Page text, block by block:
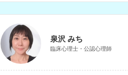
泉沢 みち
臨床心理士・公認心理師